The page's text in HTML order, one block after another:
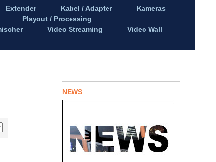
Extender Kabel / Adapter
Kameras
Playout / Processing
Video Streaming
Video Wall
NEWS